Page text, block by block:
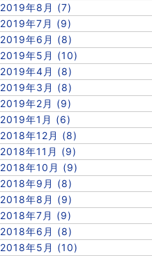
2019年8月 (7)
2019年7月 (9)
2019年6月 (8)
2019年5月 (10)
2019年4月 (8)
2019年3月 (8)
2019年2月 (9)
2019年1月 (6)
2018年12月 (8)
2018年11月 (9)
2018年10月 (9)
2018年9月 (8)
2018年8月 (9)
2018年7月 (9)
2018年6月 (8)
2018年5月 (10)